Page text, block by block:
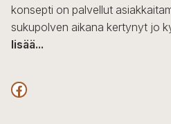
konsepti on palvellut
sukupolven aikana kertynyt jo
lisää...
F